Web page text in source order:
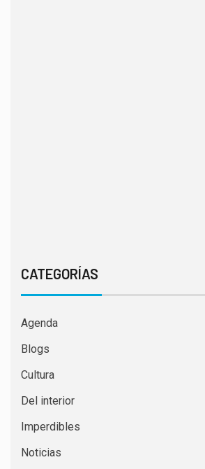
CATEGORÍAS
Agenda
Blogs
Cultura
Del interior
Imperdibles
Noticias